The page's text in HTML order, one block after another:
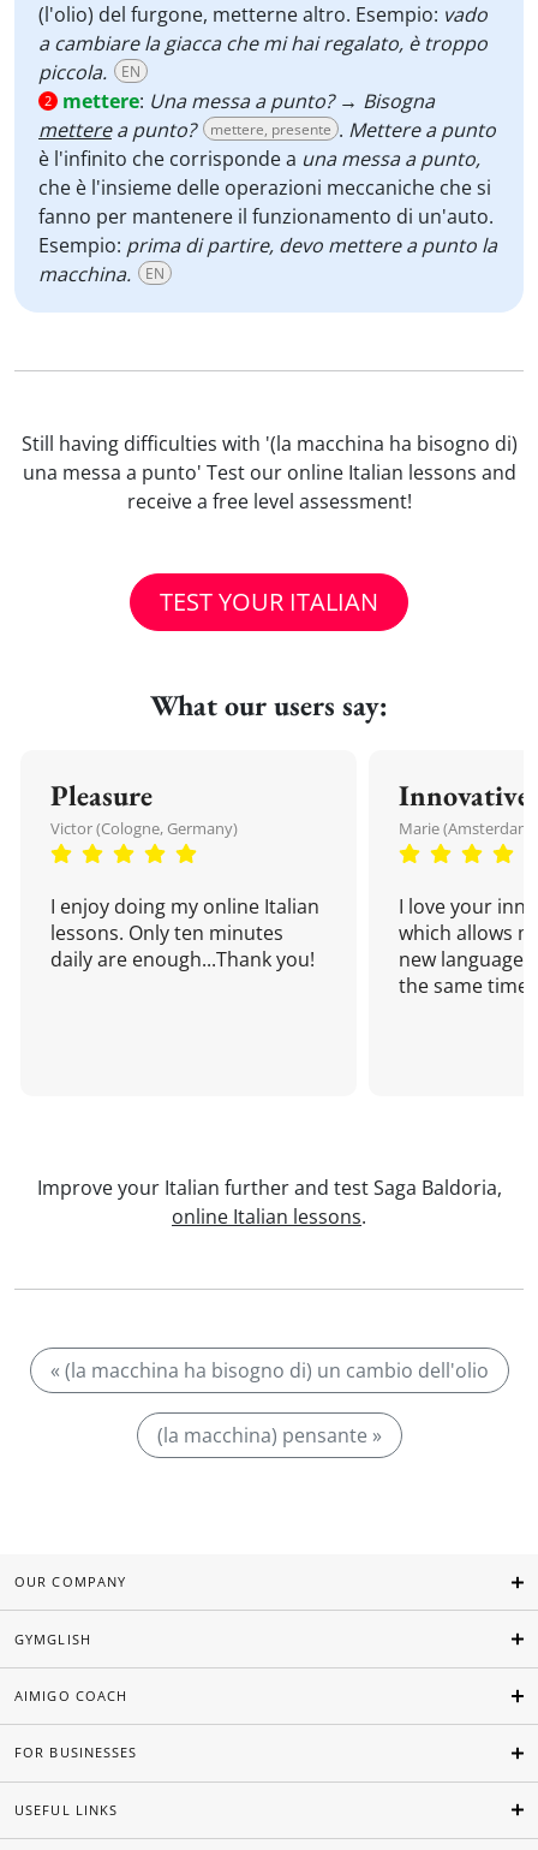
(l'olio) del furgone, metterne altro. Esempio: vado
a cambiare la giacca che mi hai regalato, è troppo
piccola.
EN
2 mettere: Una messa a punto? → Bisogna
metterea punto? mettere, presente . Mettere a punto
è l'infinito che corrisponde a una messa a punto,
che è l'insieme delle operazioni meccaniche che si
fanno per mantenere il funzionamento di un'auto.
Esempio: prima di partire, devo mettere a punto la
macchina.
EN
Still having difficulties with '(la macchina ha bisogno di)
una messa a punto' Test our online Italian lessons and
receive a free level assessment!
TEST YOUR ITALIAN
What our users say:
Pleasure
Victor (Cologne, Germany)
I enjoy doing my online Italian
lessons. Only ten minutes
daily are enough...Thank you!
Innovative
Marie
I love your
which allows
new language
the same time!
Improve your Italian further and test Saga Baldoria,
online Italian lessons.
« (la macchina ha bisogno di) un cambio dell'olio
(la macchina) pensante »
OUR COMPANY
GYMGLISH
AIMIGO COACH
FOR BUSINESSES
USEFUL LINKS